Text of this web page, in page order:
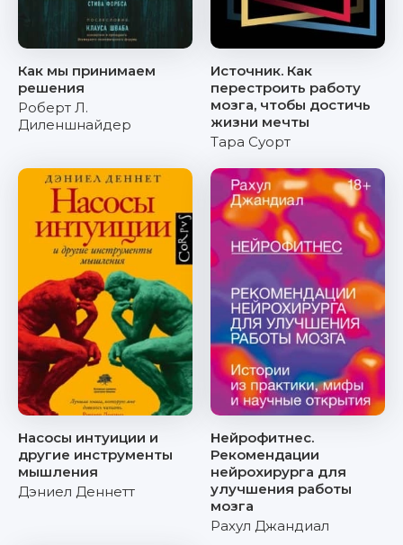
Как мы принимаем
решения
Роберт Л.
Диленшнайдер
Источник. Как
перестроить работу
мозга, чтобы достичь
жизни мечты
Тара Суорт
Насосы интуиции и
другие инструменты
мышления
Дэниел Деннетт
Нейрофитнес.
Рекомендации
нейрохирурга для
улучшения работы
мозга
Рахул Джандиал